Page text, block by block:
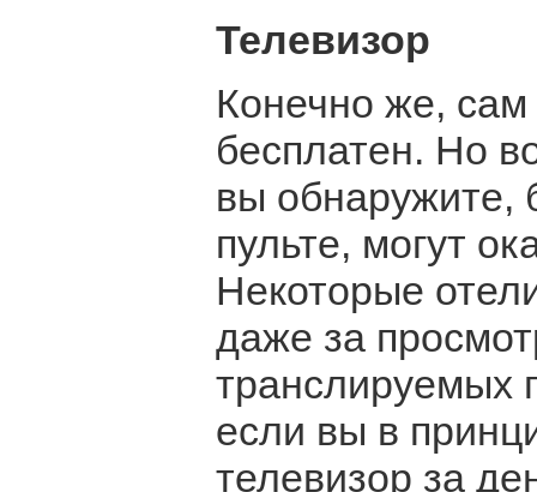
Телевизор
Конечно же,
бесплатен. Но
вы обнаружите,
пульте, могут
Некоторые
даже за
транслируемых
если вы в
телевизор за